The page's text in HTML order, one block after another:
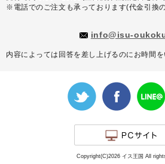
※電話でのご注文も承っております(代金引換
info@isu-
内容によっては回答を差し上げるのにお時間
Copyright(C)2026 イス王国 All